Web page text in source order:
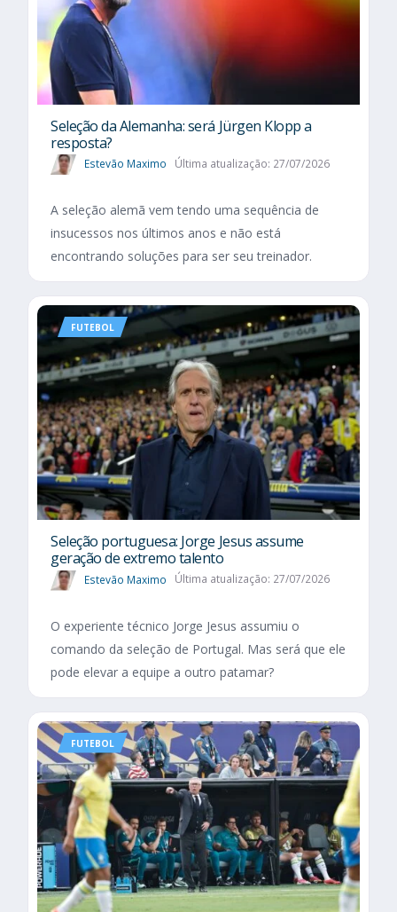
Seleção da Alemanha: será Jürgen Klopp a
resposta?
Estevão Maximo Última atualização: 27/07/2026
A seleção alemã vem tendo uma sequência de
insucessos nos últimos anos e não está
encontrando soluções para ser seu treinador.
FUTEBOL
Seleção portuguesa: Jorge Jesus assume
geração de extremo talento
Estevão Maximo Última atualização: 27/07/2026
O experiente técnico Jorge Jesus assumiu o
comando da seleção de Portugal. Mas será que ele
pode elevar a equipe a outro patamar?
FUTEBOL